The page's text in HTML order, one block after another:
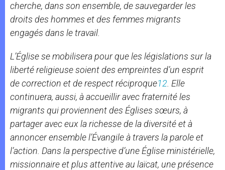
cherche, dans son ensemble, de sauvegarder les
droits des hommes et des femmes migrants
engagés dans le travail.
L’Église se mobilisera pour que les législations sur la
liberté religieuse soient des empreintes d’un esprit
de correction et de respect réciproque12 . Elle
continuera, aussi, à accueillir avec fraternité les
migrants qui proviennent des Églises sœurs, à
partager avec eux la richesse de la diversité et à
annoncer ensemble l’Évangile à travers la parole et
l’action. Dans la perspective d’une Église ministérielle,
missionnaire et plus attentive au laïcat, une présence